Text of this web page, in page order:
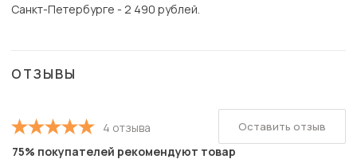
Санкт-Петербурге - 2 490 рублей.
ОТЗЫВЫ
4 отзыва
75% покупателей рекомендуют товар
Оставить отзыв